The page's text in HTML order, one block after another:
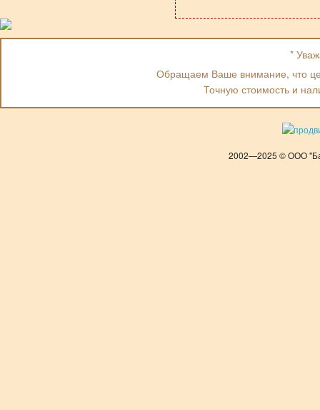
*
Обращаем Ваше внимание, что
Точную стоимость и
2002—2025 © ООО